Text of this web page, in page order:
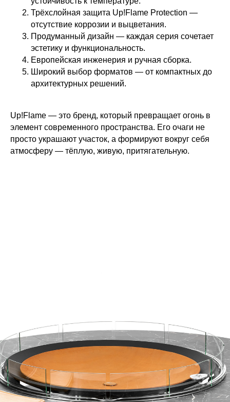
Трёхслойная защита Up!Flame Protection —
отсутствие коррозии и выцветания.
Продуманный дизайн — каждая серия сочетает
эстетику и функциональность.
Европейская инженерия и ручная сборка.
Широкий выбор форматов — от компактных до
архитектурных решений.
Up!Flame — это бренд, который превращает огонь в
элемент современного пространства. Его очаги не
просто украшают участок, а формируют вокруг себя
атмосферу — тёплую, живую, притягательную.